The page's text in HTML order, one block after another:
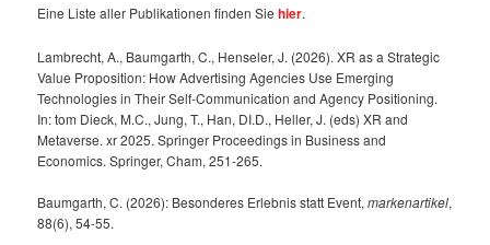
Eine Liste aller Publikationen finden Siehier.
Lambrecht, A., Baumgarth, C., Henseler, J. (2026). XR as a Strategic
Value Proposition: How Advertising Agencies Use Emerging
Technologies in Their Self-Communication and Agency Positioning.
In: tom Dieck, M.C., Jung, T., Han, DI.D., Heller, J. (eds) XR and
Metaverse. xr 2025. Springer Proceedings in Business and
Economics. Springer, Cham, 251-265.
Baumgarth, C. (2026): Besonderes Erlebnis statt Event,markenartikel,
88(6), 54-55.